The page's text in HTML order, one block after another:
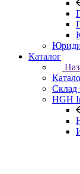
Каталог
Cклад
HGH